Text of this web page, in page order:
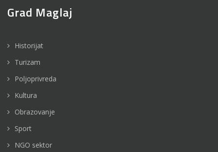
Grad Maglaj
Historijat
Turizam
Poljoprivreda
Kultura
Obrazovanje
Sport
NGO sektor